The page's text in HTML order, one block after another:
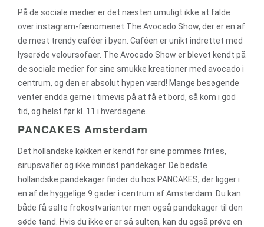
På de sociale medier er det næsten umuligt ikke at falde
over instagram-fænomenet The Avocado Show, der er en af
de mest trendy caféer i byen. Caféen er unikt indrettet med
lyserøde veloursofaer. The Avocado Show er blevet kendt på
de sociale medier for sine smukke kreationer med avocado i
centrum, og den er absolut hypen værd! Mange besøgende
venter endda gerne i timevis på at få et bord, så kom i god
tid, og helst før kl. 11 i hverdagene.
PANCAKES Amsterdam
Det hollandske køkken er kendt for sine pommes frites,
sirupsvafler og ikke mindst pandekager. De bedste
hollandske pandekager finder du hos PANCAKES, der ligger i
en af de hyggelige 9 gader i centrum af Amsterdam. Du kan
både få salte frokostvarianter men også pandekager til den
søde tand. Hvis du ikke er er så sulten, kan du også prøve en